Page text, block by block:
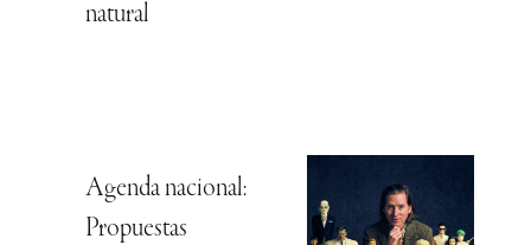
natural
Agenda nacional:
Propuestas